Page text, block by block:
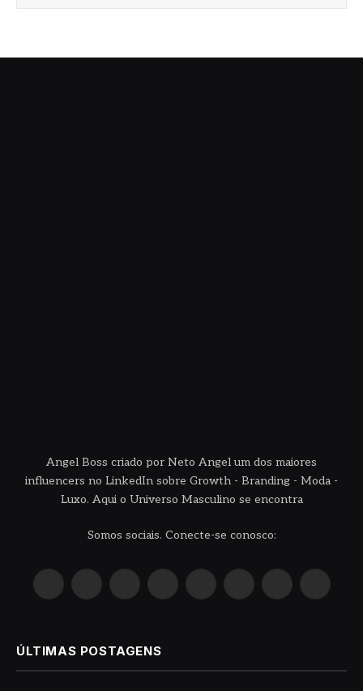
Angel Boss criado por Neto Angel um dos maiores
influencers no LinkedIn sobre Growth - Branding - Moda -
Luxo. Aqui o Universo Masculino se encontra
Somos sociais. Conecte-se conosco:
InstagramPinterestYouTube LinkedIn WhatsAppReddit TikTok
ÚLTIMAS POSTAGENS